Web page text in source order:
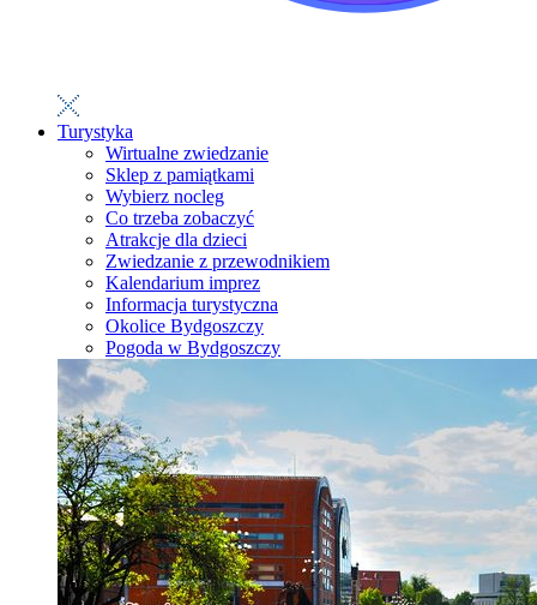
Turystyka
Wirtualne zwiedzanie
Sklep z pamiątkami
Wybierz nocleg
Co trzeba zobaczyć
Atrakcje dla dzieci
Zwiedzanie z przewodnikiem
Kalendarium imprez
Informacja turystyczna
Okolice Bydgoszczy
Pogoda w Bydgoszczy